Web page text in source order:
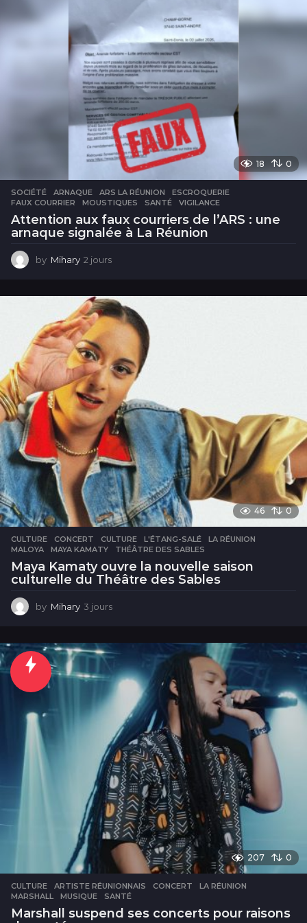
18 0
SOCIÉTÉ ARNAQUE ,ARS LA RÉUNION ,ESCROQUERIE
FAUX COURRIER
,MOUSTIQUES ,SANTÉ ,VIGILANCE
Attention aux faux courriers de l’ARS : une
arnaque signalée à La Réunion
by Mihary 2 jours
u
r
46 0
CULTURE CONCERT ,CULTURE ,L'ÉTANG-SALÉ ,LA RÉUNION
MALOYA
,MAYA KAMATY ,THÉÂTRE DES SABLES
Maya Kamaty ouvre la nouvelle saison
culturelle du Théâtre des Sables
by Mihary 3 jours
u
r
s
207 0
CULTURE ARTISTE RÉUNIONNAIS ,CONCERT ,LA RÉUNION
MARSHALL
,MUSIQUE ,SANTÉ
Marshall suspend ses concerts pour raisons